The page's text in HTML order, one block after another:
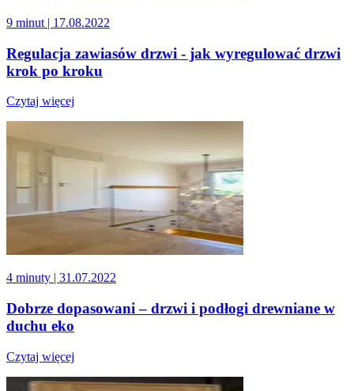
9 minut | 17.08.2022
Regulacja zawiasów drzwi - jak wyregulować drzwi
krok po kroku
Czytaj więcej
4 minuty | 31.07.2022
Dobrze dopasowani – drzwi i podłogi drewniane w
duchu eko
Czytaj więcej